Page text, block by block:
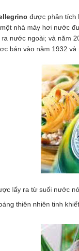
được phân tích
nhà máy hơi nước
nước ngoài; và năm
bán vào năm 1932
lấy ra từ suối nước
thiên nhiên tinh